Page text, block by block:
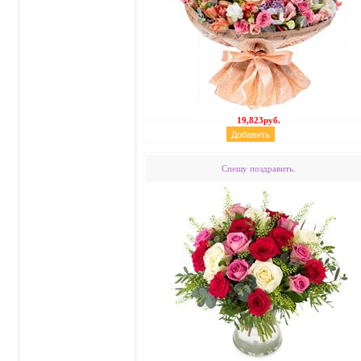
19,823руб.
Спешу поздравить.